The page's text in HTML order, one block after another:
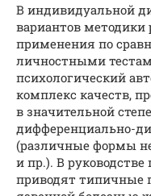
В индивидуальной
вариантов методики
применения по
личностными
психологический
комплекс качеств,
в значительной
дифференциально-
(различные формы
и пр.). В
приводят типичные